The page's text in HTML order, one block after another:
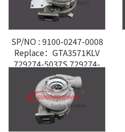
SP/NO : 9100-0247-0008
Replace：GTA3571KLV
729274-5037S 729274-
0036 17Z01-E032Z Hino
Ranger Truck 4.6L